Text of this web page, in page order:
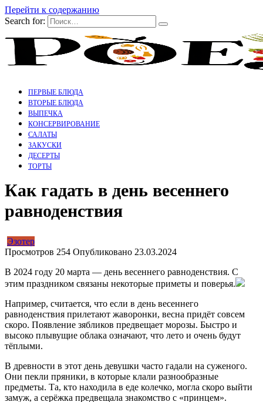
Перейти к содержанию
Search for:
ПЕРВЫЕ БЛЮДА
ВТОРЫЕ БЛЮДА
ВЫПЕЧКА
КОНСЕРВИРОВАНИЕ
САЛАТЫ
ЗАКУСКИ
ДЕСЕРТЫ
ТОРТЫ
Как гадать в день весеннего
равноденствия
Эзотер
Просмотров 254 Опубликовано 23.03.2024
В 2024 году 20 марта — день весеннего равноденствия. С
этим праздником связаны некоторые приметы и поверья.
Например, считается, что если в день весеннего
равноденствия прилетают жаворонки, весна придёт совсем
скоро. Появление зябликов предвещает морозы. Быстро и
высоко плывущие облака означают, что лето и очень будут
тёплыми.
В древности в этот день девушки часто гадали на суженого.
Они пекли пряники, в которые клали разнообразные
предметы. Та, кто находила в еде колечко, могла скоро выйти
замуж, а серёжка предвещала знакомство с «принцем».